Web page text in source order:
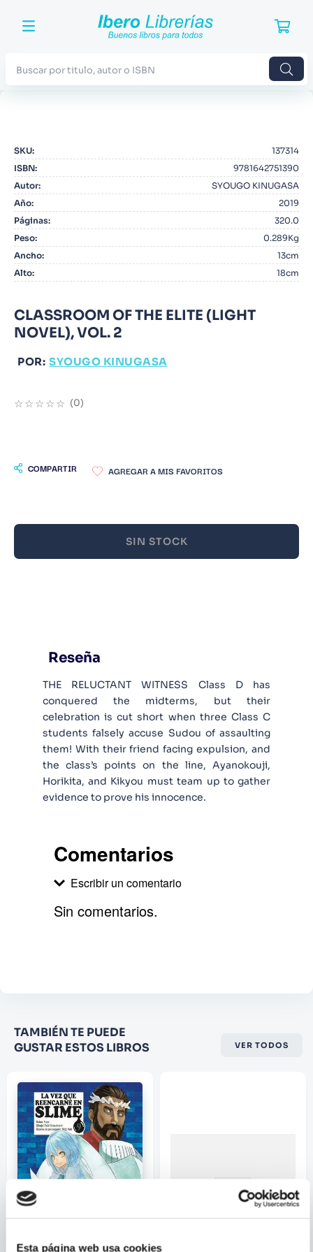
Esta página web usa cookies
SKU:
137314
ISBN:
9781642751390
Autor:
SYOUGO KINUGASA
Año:
2019
Páginas:
320.0
Peso:
0.289Kg
Ancho:
13cm
Alto: 18cm
CLASSROOM OF THE ELITE (LIGHT
NOVEL), VOL. 2
POR: SYOUGO KINUGASA
☆☆☆☆☆ (0)
COMPARTIR
SIN STOCK
Reseña
THE RELUCTANT WITNESS Class D has
conquered the midterms, but their
celebration is cut short when three Class C
students falsely accuse Sudou of assaulting
them! With their friend facing expulsion, and
the class’s points on the line, Ayanokouji,
Horikita, and Kikyou must team up to gather
evidence to prove his innocence.
Comentarios
Escribir un comentario
Califique el producto de 1 a 5
estrellas
Su nombre
Correo electrónico
Sin comentarios.
TAMBIÉN TE PUEDE
GUSTAR ESTOS LIBROS
VER TODOS
2. Blue Lock
3.
4. Odisea
5. Manga
6. Iliada
7. Stephen King
9. Warhammer
10. Infantil